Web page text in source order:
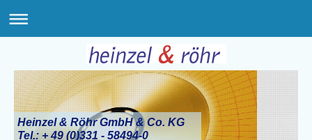
Heinzel & Röhr GmbH & Co. KG
Tel.: + 49 (0)331 - 58494-0